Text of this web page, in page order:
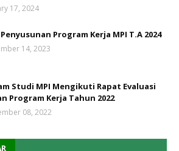
17, 2024
Program Kerja MPI T.A 2024
14, 2023
Studi MPI Mengikuti Rapat Evaluasi
Program Kerja Tahun 2022
08, 2022